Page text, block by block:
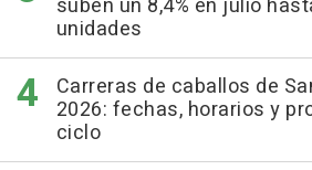
suben un 8,4% en julio
unidades
Carreras de caballos de
2026: fechas, horarios y
ciclo